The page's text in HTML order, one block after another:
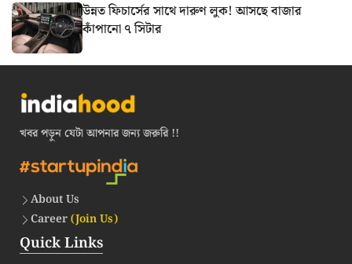
উন্নত ফিচার্সের সাথে দারুণ লুক! আসছে বাজার
কাঁপানো ৭ সিটার
খবর পড়ুন যেটা আপনার জন্য জরুরি !!
About Us
Career(Join Us)
Quick Links